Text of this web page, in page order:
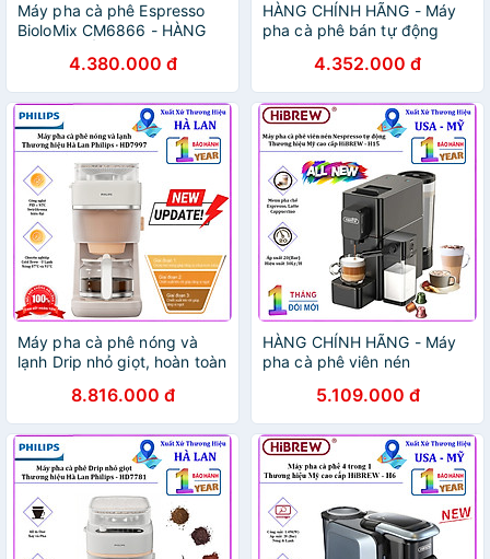
Máy pha cà phê Espresso
BioloMix CM6866 - HÀNG
4.380.000 đ
HÀNG CHÍNH HÃNG - Máy
pha cà phê bán tự động
Latte. Thương hiệu Mỹ cao
cấp HiBREW - H10B
4.352.000 đ
Máy pha cà phê nóng và
lạnh Drip nhỏ giọt, hoàn toàn
cao cấp Philips Morgen
HD7997. HÀNG CHÍNH
HÃNG
8.816.000 đ
HÀNG CHÍNH HÃNG - Máy
pha cà phê viên nén
Espresso, Cappuccino và
Latte. Thương hiệu Mỹ cao
cấp HiBREW - H15
5.109.000 đ